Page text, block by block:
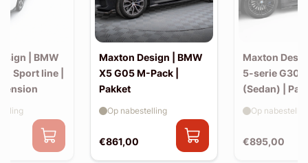
| BMW
Sport line |
Maxton Design | BMW
X5 G05 M-Pack |
Pakket
€861,00
Op nabestelling
Maxton
5-serie G30
(Sedan) |
€895,00
Op